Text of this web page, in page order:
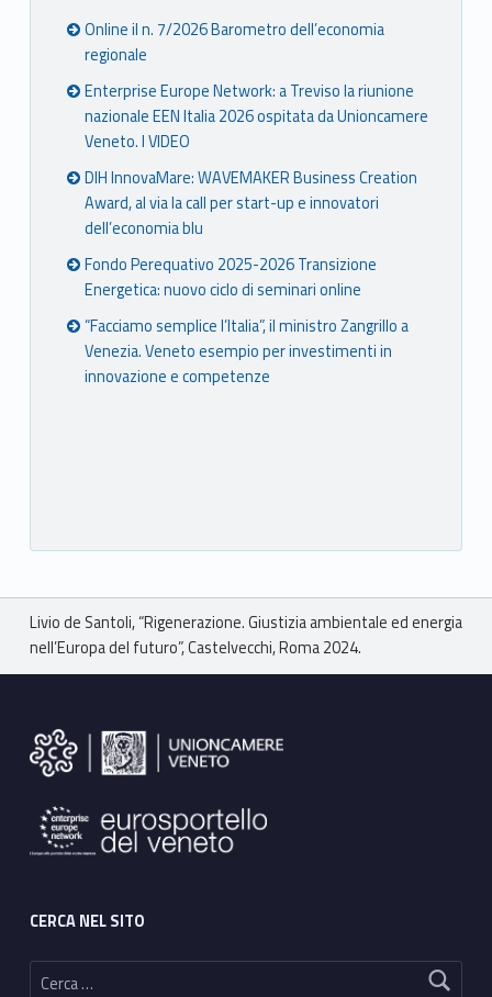
Online il n. 7/2026 Barometro dell’economia
regionale
Enterprise Europe Network: a Treviso la riunione
nazionale EEN Italia 2026 ospitata da Unioncamere
Veneto. I VIDEO
DIH InnovaMare: WAVEMAKER Business Creation
Award, al via la call per start-up e innovatori
dell’economia blu
Fondo Perequativo 2025-2026 Transizione
Energetica: nuovo ciclo di seminari online
“Facciamo semplice l’Italia”, il ministro Zangrillo a
Venezia. Veneto esempio per investimenti in
innovazione e competenze
Breadcrumbs navigation
Livio de Santoli, “Rigenerazione. Giustizia ambientale ed energia
nell’Europa del futuro”, Castelvecchi, Roma 2024.
CERCA NEL SITO
Ricerca per: